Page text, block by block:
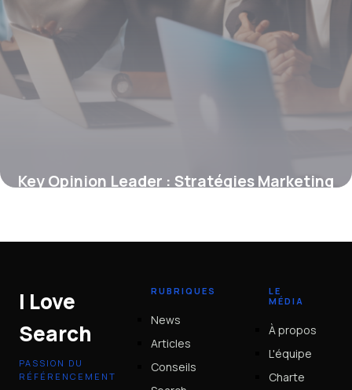
Key Opinion Leader : Stratégies Marketing
I Love
Search
PASSION DU
RÉFÉRENCEMENT
RUBRIQUES
News
Articles
Conseils
LE
MÉDIA
À propos
L'équipe
Charte